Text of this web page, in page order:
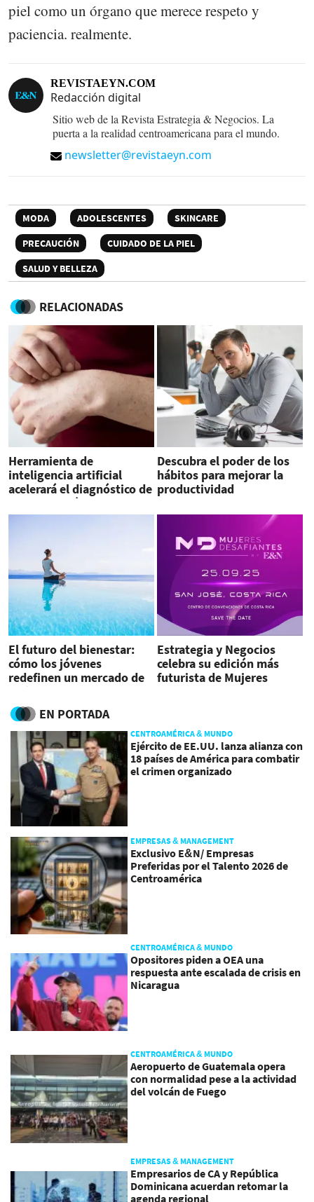
piel como un órgano que merece respeto y
paciencia. realmente.
REVISTAEYN.COM
Redacción digital
Sitio web de la Revista Estrategia & Negocios. La
puerta a la realidad centroamericana para el mundo.
newsletter@revistaeyn.com
MODA ADOLESCENTES
SKINCARE
PRECAUCIÓN
CUIDADO DE LA PIEL
SALUD Y BELLEZA
RELACIONADAS
Herramienta de
inteligencia artificial
acelerará el diagnóstico de
alergias cutáneas
Descubra el poder de los
hábitos para mejorar la
productividad
El futuro del bienestar:
cómo los jóvenes
redefinen un mercado de
Estrategia y Negocios
celebra su edición más
futurista de Mujeres
EN PORTADA
CENTROAMÉRICA & MUNDO
Ejército de EE.UU. lanza alianza con
18 países de América para combatir
el crimen organizado
EMPRESAS & MANAGEMENT
Exclusivo E&N/ Empresas
Preferidas por el Talento 2026 de
Centroamérica
CENTROAMÉRICA & MUNDO
Opositores piden a OEA una
respuesta ante escalada de crisis en
Nicaragua
CENTROAMÉRICA & MUNDO
Aeropuerto de Guatemala opera
con normalidad pese a la actividad
del volcán de Fuego
EMPRESAS & MANAGEMENT
Empresarios de CA y República
Dominicana acuerdan retomar la
agenda regional